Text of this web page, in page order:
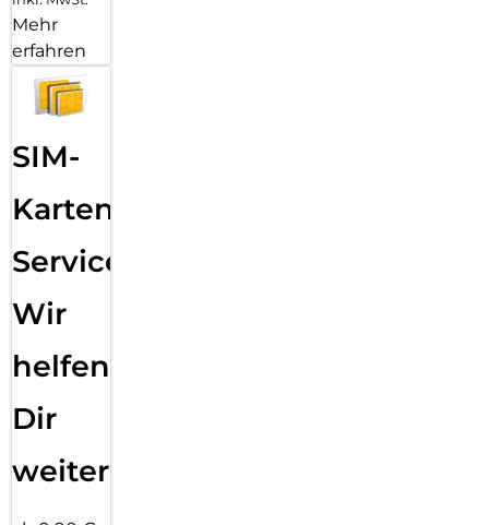
Mehr
erfahren
SIM-
Karten
Service:
Wir
helfen
Dir
weiter